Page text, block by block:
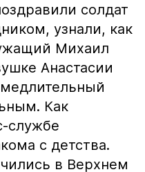
солдат
узнали, как
Михаил
Анастасии
Как
службе
с детства.
в Верхнем